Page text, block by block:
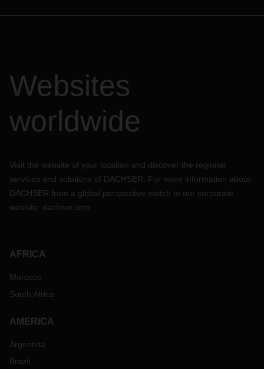
Websites
worldwide
Visit the website of your location and discover the regional
services and solutions of DACHSER. For more information about
DACHSER from a global perspective switch to our corporate
website: dachser.com
AFRICA
Morocco
South Africa
AMERICA
Argentina
Brazil